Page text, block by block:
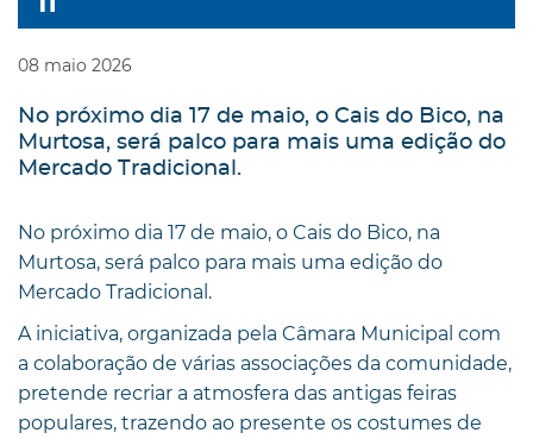
08 maio 2026
No próximo dia 17 de maio, o Cais do Bico, na
Murtosa, será palco para mais uma edição do
Mercado Tradicional.
No próximo dia 17 de maio, o Cais do Bico, na
Murtosa, será palco para mais uma edição do
Mercado Tradicional.
A iniciativa, organizada pela Câmara Municipal com
a colaboração de várias associações da comunidade,
pretende recriar a atmosfera das antigas feiras
populares, trazendo ao presente os costumes de